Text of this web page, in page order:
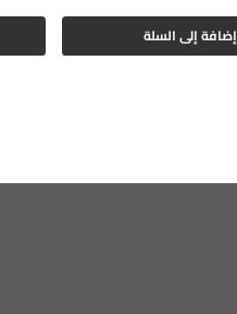
إضافة إلى السلة